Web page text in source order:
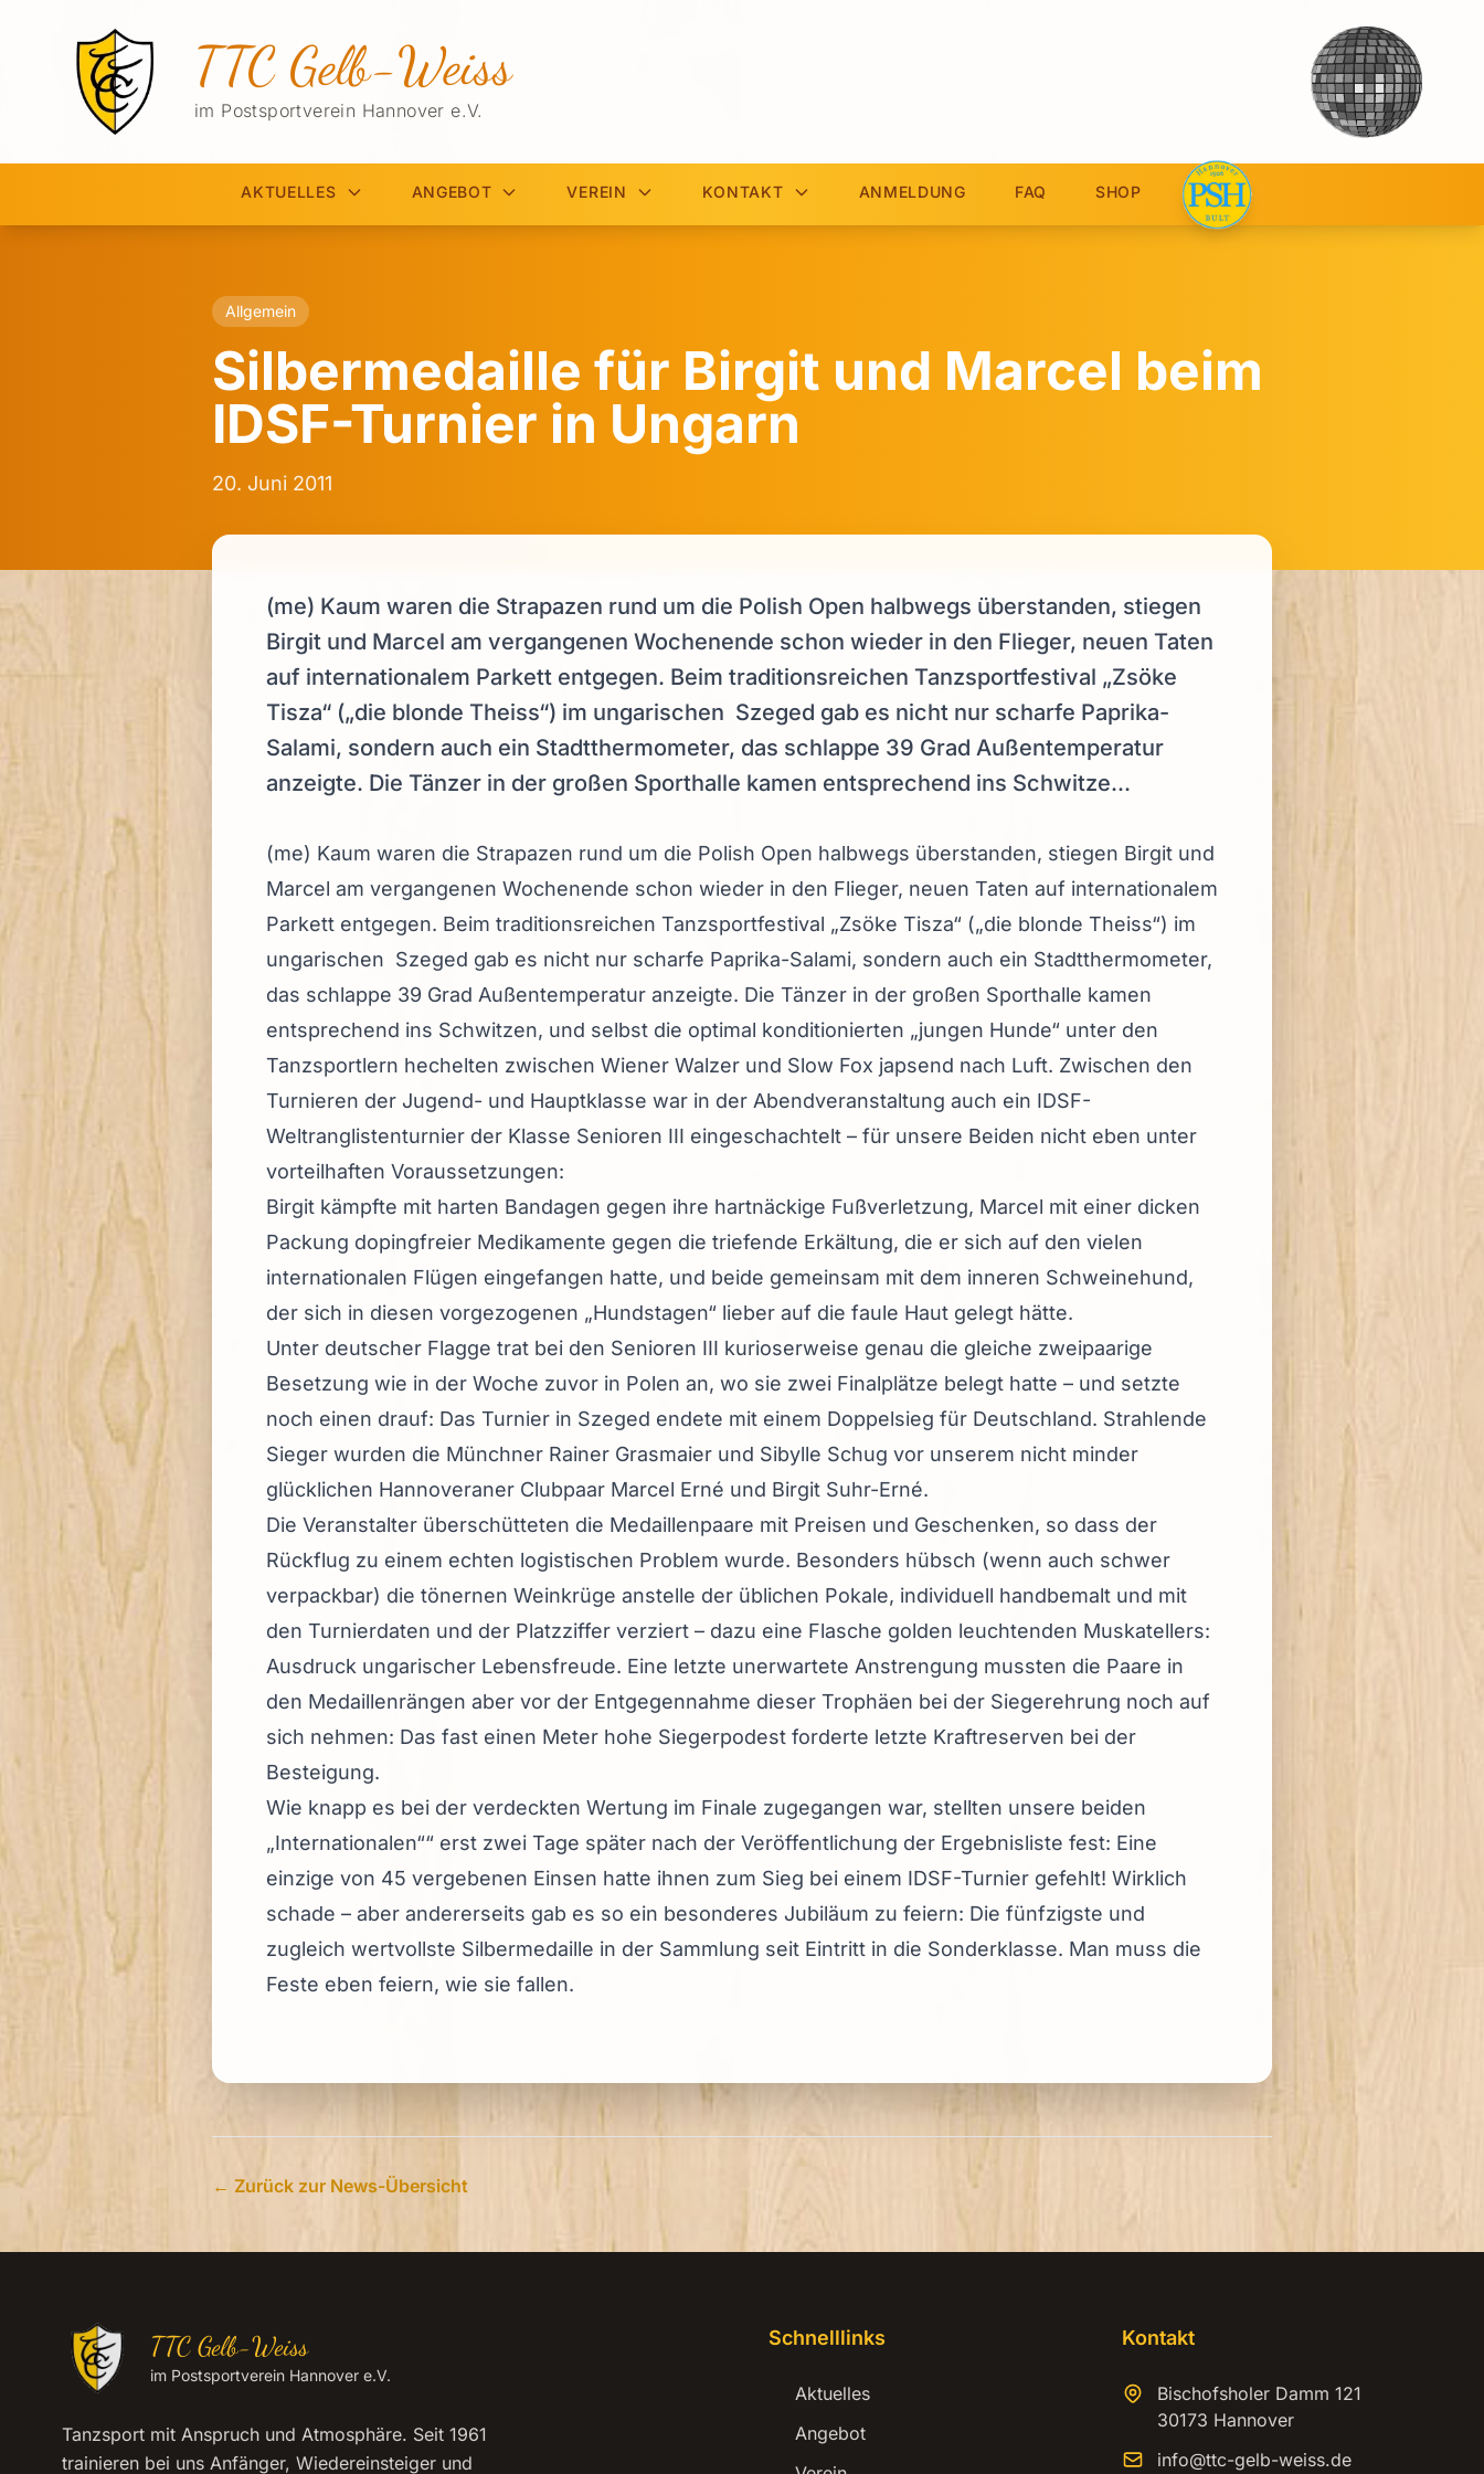
TTC Gelb-Weiss
im Postsportverein Hannover e.V.
AKTUELLES ANGEBOT VEREIN KONTAKT ANMELDUNG FAQ SHOP
Allgemein
Silbermedaille für Birgit und Marcel beim
IDSF-Turnier in Ungarn
20. Juni 2011
(me) Kaum waren die Strapazen rund um die Polish Open halbwegs überstanden, stiegen
Birgit und Marcel am vergangenen Wochenende schon wieder in den Flieger, neuen Taten
auf internationalem Parkett entgegen. Beim traditionsreichen Tanzsportfestival „Zsöke
Tisza“ („die blonde Theiss“) im ungarischen Szeged gab es nicht nur scharfe Paprika-
Salami, sondern auch ein Stadtthermometer, das schlappe 39 Grad Außentemperatur
anzeigte. Die Tänzer in der großen Sporthalle kamen entsprechend ins Schwitze...
(me) Kaum waren die Strapazen rund um die Polish Open halbwegs überstanden, stiegen Birgit und
Marcel am vergangenen Wochenende schon wieder in den Flieger, neuen Taten auf internationalem
Parkett entgegen. Beim traditionsreichen Tanzsportfestival „Zsöke Tisza“ („die blonde Theiss“) im
ungarischen Szeged gab es nicht nur scharfe Paprika-Salami, sondern auch ein Stadtthermometer,
das schlappe 39 Grad Außentemperatur anzeigte. Die Tänzer in der großen Sporthalle kamen
entsprechend ins Schwitzen, und selbst die optimal konditionierten „jungen Hunde“ unter den
Tanzsportlern hechelten zwischen Wiener Walzer und Slow Fox japsend nach Luft. Zwischen den
Turnieren der Jugend- und Hauptklasse war in der Abendveranstaltung auch ein IDSF-
Weltranglistenturnier der Klasse Senioren III eingeschachtelt – für unsere Beiden nicht eben unter
vorteilhaften Voraussetzungen:
Birgit kämpfte mit harten Bandagen gegen ihre hartnäckige Fußverletzung, Marcel mit einer dicken
Packung dopingfreier Medikamente gegen die triefende Erkältung, die er sich auf den vielen
internationalen Flügen eingefangen hatte, und beide gemeinsam mit dem inneren Schweinehund,
der sich in diesen vorgezogenen „Hundstagen“ lieber auf die faule Haut gelegt hätte.
Unter deutscher Flagge trat bei den Senioren III kurioserweise genau die gleiche zweipaarige
Besetzung wie in der Woche zuvor in Polen an, wo sie zwei Finalplätze belegt hatte – und setzte
noch einen drauf: Das Turnier in Szeged endete mit einem Doppelsieg für Deutschland. Strahlende
Sieger wurden die Münchner Rainer Grasmaier und Sibylle Schug vor unserem nicht minder
glücklichen Hannoveraner Clubpaar Marcel Erné und Birgit Suhr-Erné.
Die Veranstalter überschütteten die Medaillenpaare mit Preisen und Geschenken, so dass der
Rückflug zu einem echten logistischen Problem wurde. Besonders hübsch (wenn auch schwer
verpackbar) die tönernen Weinkrüge anstelle der üblichen Pokale, individuell handbemalt und mit
den Turnierdaten und der Platzziffer verziert – dazu eine Flasche golden leuchtenden Muskatellers:
Ausdruck ungarischer Lebensfreude. Eine letzte unerwartete Anstrengung mussten die Paare in
den Medaillenrängen aber vor der Entgegennahme dieser Trophäen bei der Siegerehrung noch auf
sich nehmen: Das fast einen Meter hohe Siegerpodest forderte letzte Kraftreserven bei der
Besteigung.
Wie knapp es bei der verdeckten Wertung im Finale zugegangen war, stellten unsere beiden
„Internationalen““ erst zwei Tage später nach der Veröffentlichung der Ergebnisliste fest: Eine
einzige von 45 vergebenen Einsen hatte ihnen zum Sieg bei einem IDSF-Turnier gefehlt! Wirklich
schade – aber andererseits gab es so ein besonderes Jubiläum zu feiern: Die fünfzigste und
zugleich wertvollste Silbermedaille in der Sammlung seit Eintritt in die Sonderklasse. Man muss die
Feste eben feiern, wie sie fallen.
← Zurück zur News-Übersicht
TTC Gelb-Weiss
im Postsportverein Hannover e.V.
Tanzsport mit Anspruch und Atmosphäre. Seit 1961
trainieren bei uns Anfänger, Wiedereinsteiger und
Schnelllinks
Aktuelles
Angebot
Kontakt
Bischofsholer Damm 121
30173 Hannover
info@ttc-gelb-weiss.de